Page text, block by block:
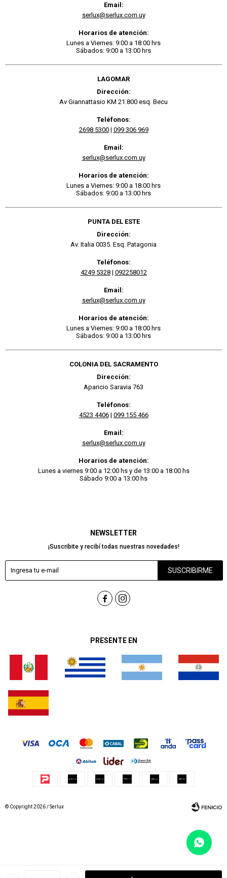
PRESENTE EN
NEWSLETTER
¡Suscribite y recibí todas nuestras novedades!
SUSCRIBIRME
 
Email:
serlux@serlux.com.uy
Horarios de atención:
Lunes a Viernes: 9:00 a 18:00 hrs
Sábados: 9:00 a 13:00 hrs
LAGOMAR
Dirección:
Av Giannattasio KM 21.800 esq. Becu
Teléfonos:
2698 5300| 099 306 969
Email:
serlux@serlux.com.uy
Horarios de atención:
Lunes a Viernes: 9:00 a 18:00 hrs
Sábados: 9:00 a 13:00 hrs
PUNTA DEL ESTE
Dirección:
Av. Italia 0035. Esq. Patagonia
Teléfonos:
4249 5328| 092258012
Email:
serlux@serlux.com.uy
Horarios de atención:
Lunes a Viernes: 9:00 a 18:00 hrs
Sábados: 9:00 a 13:00 hrs
COLONIA DEL SACRAMENTO
Dirección:
Aparicio Saravia 763
Teléfonos:
4523 4406| 099 155 466
Email:
serlux@serlux.com.uy
Horarios de atención:
Lunes a viernes 9:00 a 12:00 hs y de 13:00 a 18:00 hs
Sábado 9:00 a 13:00 hs
© Copyright 2026 / Serlux